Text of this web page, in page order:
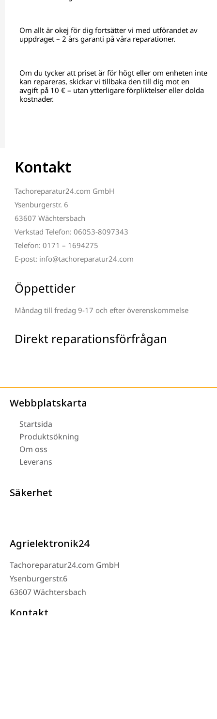
Om allt är okej för dig fortsätter vi med utförandet av
uppdraget – 2 års garanti på våra reparationer.
Om du tycker att priset är för högt eller om enheten inte
kan repareras, skickar vi tillbaka den till dig mot en
avgift på 10 € – utan ytterligare förpliktelser eller dolda
kostnader.
Kontakt
Tachoreparatur24.com GmbH
Ysenburgerstr. 6
63607 Wächtersbach
Verkstad Telefon: 06053-8097343
Telefon: 0171 – 1694275
E-post: info@tachoreparatur24.com
Öppettider
Måndag till fredag 9-17 och efter överenskommelse
Direkt reparationsförfrågan
Webbplatskarta
Startsida
Produktsökning
Om oss
Leverans
Säkerhet
Agrielektronik24
Tachoreparatur24.com GmbH
Ysenburgerstr.6
63607 Wächtersbach
Kontakt